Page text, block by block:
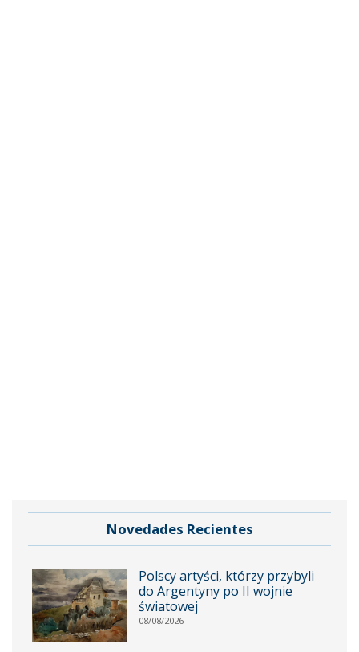
Novedades Recientes
Polscy artyści, którzy przybyli
do Argentyny po II wojnie
światowej
08/08/2026